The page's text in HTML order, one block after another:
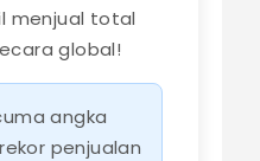
menjual total
global!
angka
penjualan